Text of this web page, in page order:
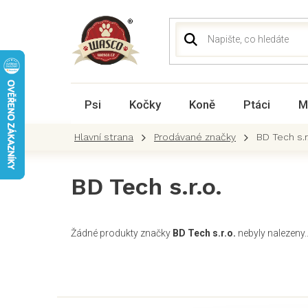
Psi Kočky Koně Ptáci
Prodávané značky BD Tech
BD Tech s.r.o.
Žádné produkty značky BD Tech s.r.o. nebyly nalezeny...